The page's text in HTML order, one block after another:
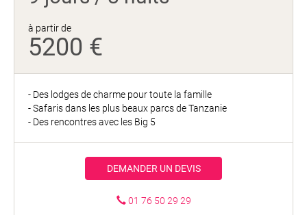
à partir de
5200 €
- Des lodges de charme pour toute la famille
- Safaris dans les plus beaux parcs de Tanzanie
- Des rencontres avec les Big 5
DEMANDER UN DEVIS
01 76 50 29 29